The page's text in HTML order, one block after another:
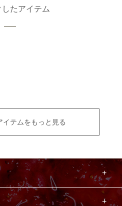
したアイテム
イテムをもっと見る